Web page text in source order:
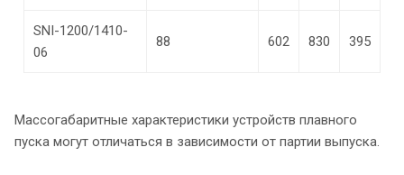
SNI-1200/1410-
06
88 602 830 395
Массогабаритные характеристики устройств плавного
пуска могут отличаться в зависимости от партии выпуска.